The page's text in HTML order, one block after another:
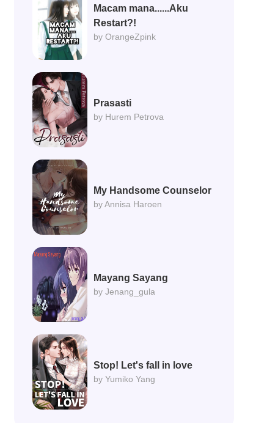
Macam mana......Aku
Restart?!
by OrangeZpink
Prasasti
by Hurem Petrova
My Handsome Counselor
by Annisa Haroen
Mayang Sayang
by Jenang_gula
Stop! Let's fall in love
by Yumiko Yang